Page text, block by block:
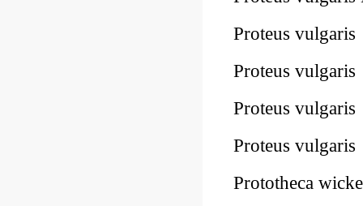
Proteus
Proteus
Proteus
Proteus
Prototheca